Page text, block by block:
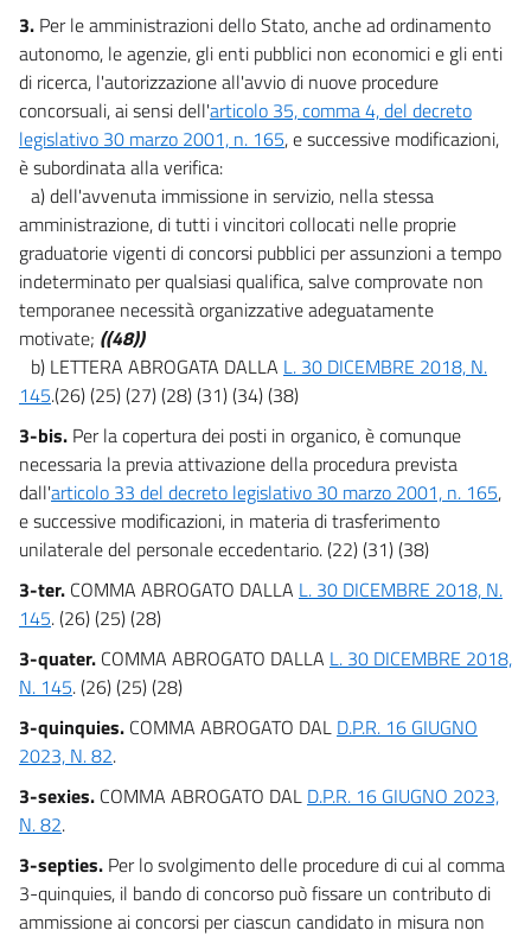
3. Per le amministrazioni dello Stato, anche ad ordinamento
autonomo, le agenzie, gli enti pubblici non economici e gli enti
di ricerca, l'autorizzazione all'avvio di nuove procedure
concorsuali, ai sensi dell'articolo 35, comma 4, del decreto
legislativo 30 marzo 2001, n. 165, e successive modificazioni,
è subordinata alla verifica:
a) dell'avvenuta immissione in servizio, nella stessa
amministrazione, di tutti i vincitori collocati nelle proprie
graduatorie vigenti di concorsi pubblici per assunzioni a tempo
indeterminato per qualsiasi qualifica, salve comprovate non
temporanee necessità organizzative adeguatamente
motivate; ((48))
b) LETTERA ABROGATA DALLA L. 30 DICEMBRE 2018, N.
145.(26) (25) (27) (28) (31) (34) (38)
3-bis. Per la copertura dei posti in organico, è comunque
necessaria la previa attivazione della procedura prevista
dall'articolo 33 del decreto legislativo 30 marzo 2001, n. 165,
e successive modificazioni, in materia di trasferimento
unilaterale del personale eccedentario. (22) (31) (38)
3-ter. COMMA ABROGATO DALLA L. 30 DICEMBRE 2018, N.
145. (26) (25) (28)
3-quater. COMMA ABROGATO DALLA L. 30 DICEMBRE 2018,
N. 145. (26) (25) (28)
3-quinquies. COMMA ABROGATO DAL D.P.R. 16 GIUGNO
2023, N. 82.
3-sexies. COMMA ABROGATO DAL D.P.R. 16 GIUGNO 2023,
N. 82.
3-septies. Per lo svolgimento delle procedure di cui al comma
3-quinquies, il bando di concorso può fissare un contributo di
ammissione ai concorsi per ciascun candidato in misura non